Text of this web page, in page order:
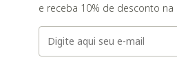
e receba 10% de desconto
E-mail